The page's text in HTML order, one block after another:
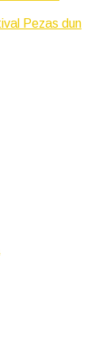
Pezas dun